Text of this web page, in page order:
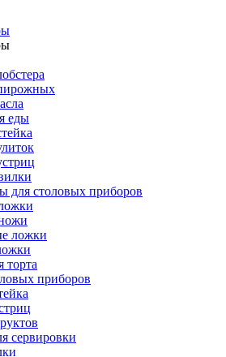
еды
для столовых приборов
ложки
торта
приборов
сервировки